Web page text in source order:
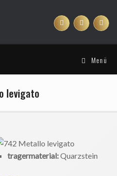
Menü
levigato
tragermaterial:Quarzstein